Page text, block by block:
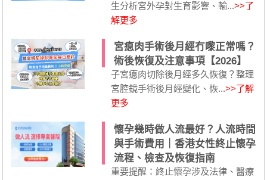
生分析宮外孕對生育影響、輸...>>了
解更多
宮瘜肉手術後月經冇嚟正常嗎？
術後恢復及注意事項【2026】
子宮瘜肉切除後月經多久恢復？整理
宮腔鏡手術後月經變化、恢...>>了解
更多
懷孕幾時做人流最好？人流時間
與手術費用｜香港女性終止懷孕
流程、檢查及恢復指南
重要提醒：終止懷孕涉及法律、醫療